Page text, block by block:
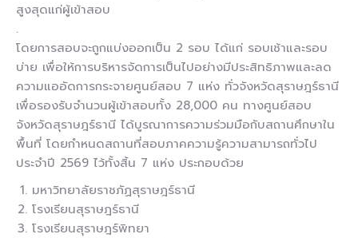
สูงสุดแก่ผู้เข้าสอบ
.
โดยการสอบจะถูกแบ่งออกเป็น 2 รอบ ได้แก่ รอบเช้าและรอบ
บ่าย เพื่อให้การบริหารจัดการเป็นไปอย่างมีประสิทธิภาพและลด
ความแออัดการกระจายศูนย์สอบ 7 แห่ง ทั่วจังหวัดสุราษฎร์ธานี
เพื่อรองรับจำนวนผู้เข้าสอบทั้ง 28,000 คน ทางศูนย์สอบ
จังหวัดสุราษฎร์ธานี ได้บูรณาการความร่วมมือกับสถานศึกษาใน
พื้นที่ โดยกำหนดสถานที่สอบภาคความรู้ความสามารถทั่วไป
ประจำปี 2569 ไว้ทั้งสิ้น 7 แห่ง ประกอบด้วย
มหาวิทยาลัยราชภัฏสุราษฎร์ธานี
โรงเรียนสุราษฎร์ธานี
โรงเรียนสุราษฎร์พิทยา